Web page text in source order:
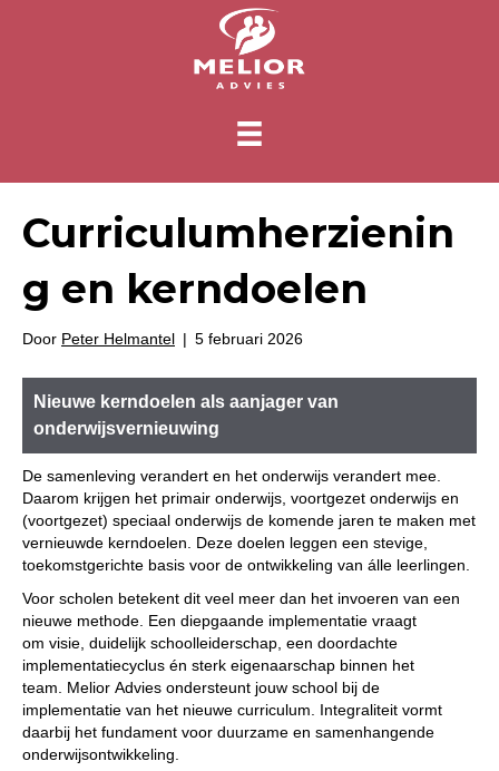
Curriculumherzienin
g en kerndoelen
Door Peter Helmantel | 5 februari 2026
Nieuwe kerndoelen als aanjager van
onderwijsvernieuwing
De samenleving verandert en het onderwijs verandert mee.
Daarom krijgen het primair onderwijs, voortgezet onderwijs en
(voortgezet) speciaal onderwijs de komende jaren te maken met
vernieuwde kerndoelen. Deze doelen leggen een stevige,
toekomstgerichte basis voor de ontwikkeling van álle leerlingen.
Voor scholen betekent dit veel meer dan het invoeren van een
nieuwe methode. Een diepgaande implementatie vraagt
om visie, duidelijk schoolleiderschap, een doordachte
implementatiecyclus én sterk eigenaarschap binnen het
team. Melior Advies ondersteunt jouw school bij de
implementatie van het nieuwe curriculum. Integraliteit vormt
daarbij het fundament voor duurzame en samenhangende
onderwijsontwikkeling.